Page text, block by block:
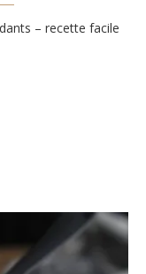
– recette facile